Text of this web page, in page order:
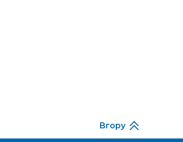
Бахмутянка Ірина
Вгору